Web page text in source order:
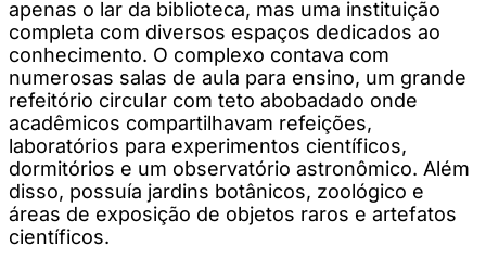
apenas o lar da biblioteca, mas uma instituição
completa com diversos espaços dedicados ao
conhecimento. O complexo contava com
numerosas salas de aula para ensino, um grande
refeitório circular com teto abobadado onde
acadêmicos compartilhavam refeições,
laboratórios para experimentos científicos,
dormitórios e um observatório astronômico. Além
disso, possuía jardins botânicos, zoológico e
áreas de exposição de objetos raros e artefatos
científicos.